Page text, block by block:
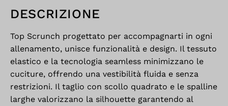
DESCRIZIONE
Top Scrunch progettato per accompagnarti in ogni
allenamento, unisce funzionalità e design. Il tessuto
elastico e la tecnologia seamless minimizzano le
cuciture, offrendo una vestibilità fluida e senza
restrizioni. Il taglio con scollo quadrato e le spalline
larghe valorizzano la silhouette garantendo al